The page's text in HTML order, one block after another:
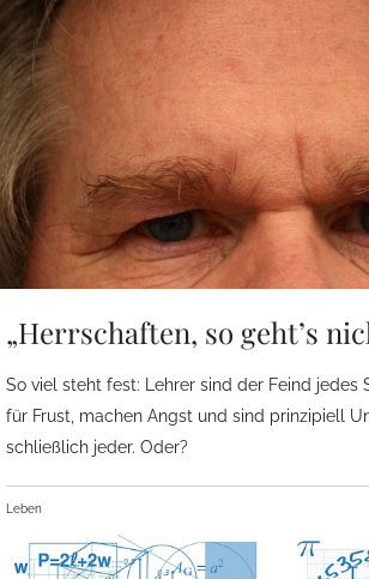
„Herrschaften, so geht’s
So viel steht fest: Lehrer sind der Feind jedes
für Frust, machen Angst und sind prinzipiell
schließlich jeder. Oder?
Leben